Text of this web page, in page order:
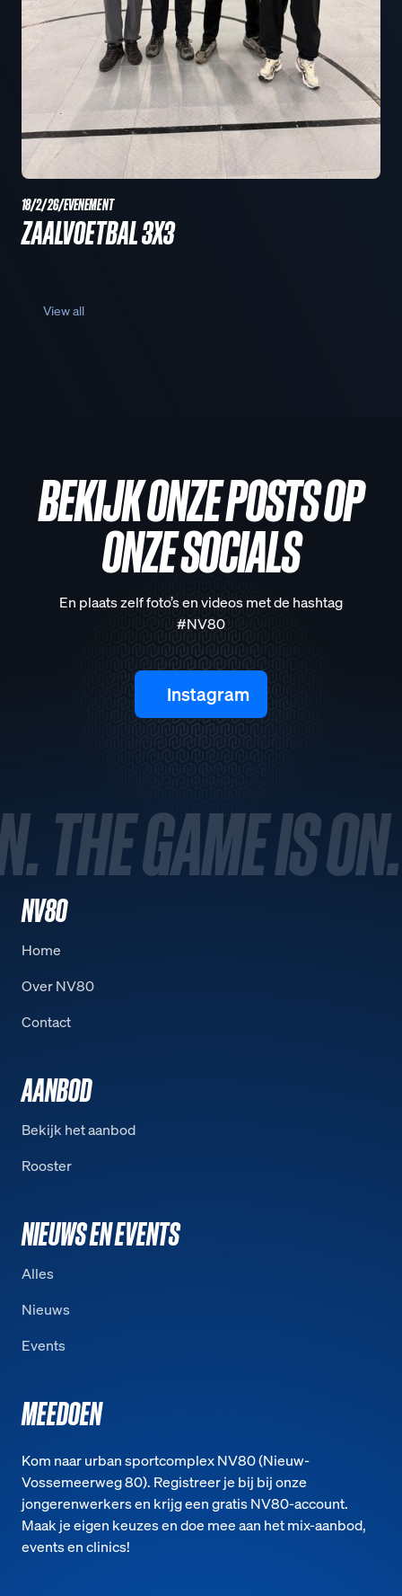
18/2/26/EVENEMENT
ZAALVOETBAL 3X3
View all
BEKIJK ONZE POSTS OP
ONZE SOCIALS
En plaats zelf foto’s en videos met de hashtag
#NV80
Instagram
THE GAME IS ON.
NV80
Home
Over NV80
Contact
AANBOD
Bekijk het aanbod
Rooster
NIEUWS EN EVENTS
Alles
Nieuws
Events
MEEDOEN
Kom naar urban sportcomplex NV80 (Nieuw-
Vossemeerweg 80). Registreer je bij bij onze
jongerenwerkers en krijg een gratis NV80-account.
Maak je eigen keuzes en doe mee aan het mix-aanbod,
events en clinics!